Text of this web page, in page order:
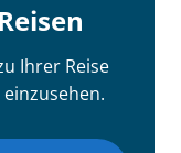
Ihrer Reise